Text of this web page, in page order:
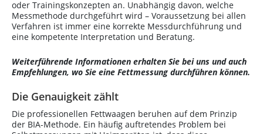
oder Trainingskonzepten an. Unabhängig davon, welche
Messmethode durchgeführt wird – Voraussetzung bei allen
Verfahren ist immer eine korrekte Messdurchführung und
eine kompetente Interpretation und Beratung.
Weiterführende Informationen erhalten Sie bei uns und auch
Empfehlungen, wo Sie eine Fettmessung durchführen können.
Die Genauigkeit zählt
Die professionellen Fettwaagen beruhen auf dem Prinzip
der BIA-Methode. Ein häufig auftretendes Problem bei